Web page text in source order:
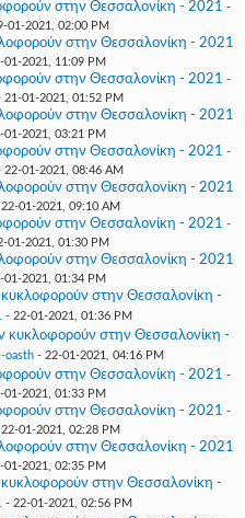
στην Θεσσαλονίκη - 2021 -
01-2021, 02:00 PM
στην Θεσσαλονίκη - 2021
01-2021, 11:09 PM
στην Θεσσαλονίκη - 2021 -
21-01-2021, 01:52 PM
στην Θεσσαλονίκη - 2021
01-2021, 03:21 PM
στην Θεσσαλονίκη - 2021 -
22-01-2021, 08:46 AM
στην Θεσσαλονίκη - 2021
01-2021, 09:10 AM
στην Θεσσαλονίκη - 2021 -
01-2021, 01:30 PM
στην Θεσσαλονίκη - 2021
01-2021, 01:34 PM
κυκλοφορούν στην Θεσσαλονίκη -
- 22-01-2021, 01:36 PM
κυκλοφορούν στην Θεσσαλονίκη -
oasth - 22-01-2021, 04:16 PM
στην Θεσσαλονίκη - 2021 -
2021, 01:33 PM
στην Θεσσαλονίκη - 2021 -
01-2021, 02:28 PM
στην Θεσσαλονίκη - 2021
01-2021, 02:35 PM
κυκλοφορούν στην Θεσσαλονίκη -
- 22-01-2021, 02:56 PM